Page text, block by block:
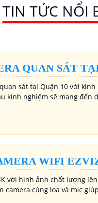
TIN TỨC NỔI
QUAN SÁT
sát tại Quận 10 với
kinh nghiệm sẽ mang đến
WIFI
với hình ảnh chất lượng
camera cùng loa và mic